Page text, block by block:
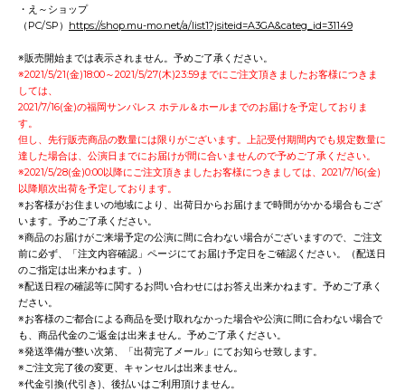
・え～ショップ
（PC/SP） https://shop.mu-mo.net/a/list1?jsiteid=A3GA&categ_id=31149
※販売開始までは表示されません。予めご了承ください。
※2021/5/21(金)18:00～2021/5/27(木)23:59までにご注文頂きましたお客様につきま
しては、
2021/7/16(金)の福岡サンパレス ホテル＆ホールまでのお届けを予定しておりま
す。
但し、先行販売商品の数量には限りがございます。上記受付期間内でも規定数量に
達した場合は、公演日までにお届けが間に合いませんので予めご了承ください。
※2021/5/28(金)0:00以降にご注文頂きましたお客様につきましては、2021/7/16(金)
以降順次出荷を予定しております。
※お客様がお住まいの地域により、出荷日からお届けまで時間がかかる場合もござ
います。予めご了承ください。
※商品のお届けがご来場予定の公演に間に合わない場合がございますので、ご注文
前に必ず、「注文内容確認」ページにてお届け予定日をご確認ください。（配送日
のご指定は出来かねます。）
※配送日程の確認等に関するお問い合わせにはお答え出来かねます。予めご了承く
ださい。
※お客様のご都合による商品を受け取れなかった場合や公演に間に合わない場合で
も、商品代金のご返金は出来ません。予めご了承ください。
※発送準備が整い次第、「出荷完了メール」にてお知らせ致します。
※ご注文完了後の変更、キャンセルは出来ません。
※代金引換(代引き)、後払いはご利用頂けません。